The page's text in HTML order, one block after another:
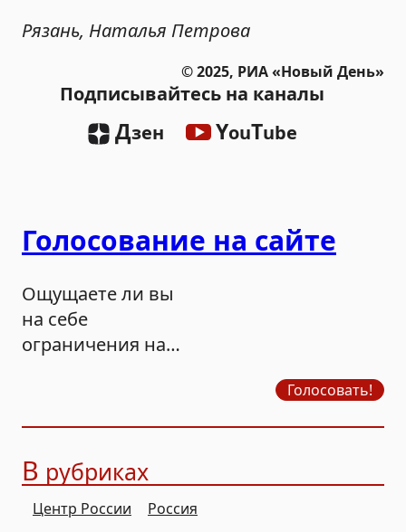
Рязань, Наталья Петрова
© 2025, РИА «Новый День»
Подписывайтесь на каналы
Дзен YouTube
Голосование на сайте
Ощущаете ли вы
на себе
ограничения на
Голосовать!
В рубриках
Центр России
Россия